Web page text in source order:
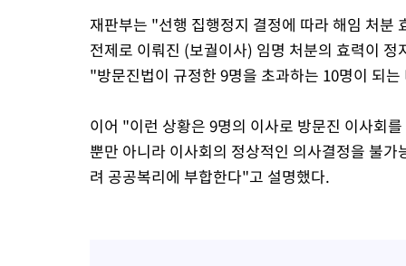
재판부는 "선행 집행정지 결정에 따라 해임 처분
전제로 이뤄진 (보궐이사) 임명 처분의 효력이
"방문진법이 규정한 9명을 초과하는 10명이 되
이어 "이런 상황은 9명의 이사로 방문진 이사회
뿐만 아니라 이사회의 정상적인 의사결정을 불
려 공공복리에 부합한다"고 설명했다.